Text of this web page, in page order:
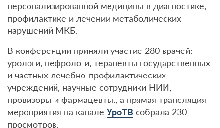
персонализированной медицины в диагностике,
профилактике и лечении метаболических
нарушений МКБ.
В конференции приняли участие 280 врачей:
урологи, нефрологи, терапевты государственных
и частных лечебно-профилактических
учреждений, научные сотрудники НИИ,
провизоры и фармацевты., а прямая трансляция
мероприятия на канале УроТВ собрала 230
просмотров.